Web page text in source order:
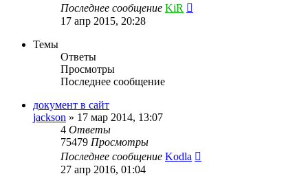
Последнее сообщение KiR
17 апр 2015, 20:28
Темы
Ответы
Просмотры
Последнее сообщение
документ в сайт
jackson » 17 мар 2014, 13:07
4 Ответы
75479 Просмотры
Последнее сообщение Kodla
27 апр 2016, 01:04